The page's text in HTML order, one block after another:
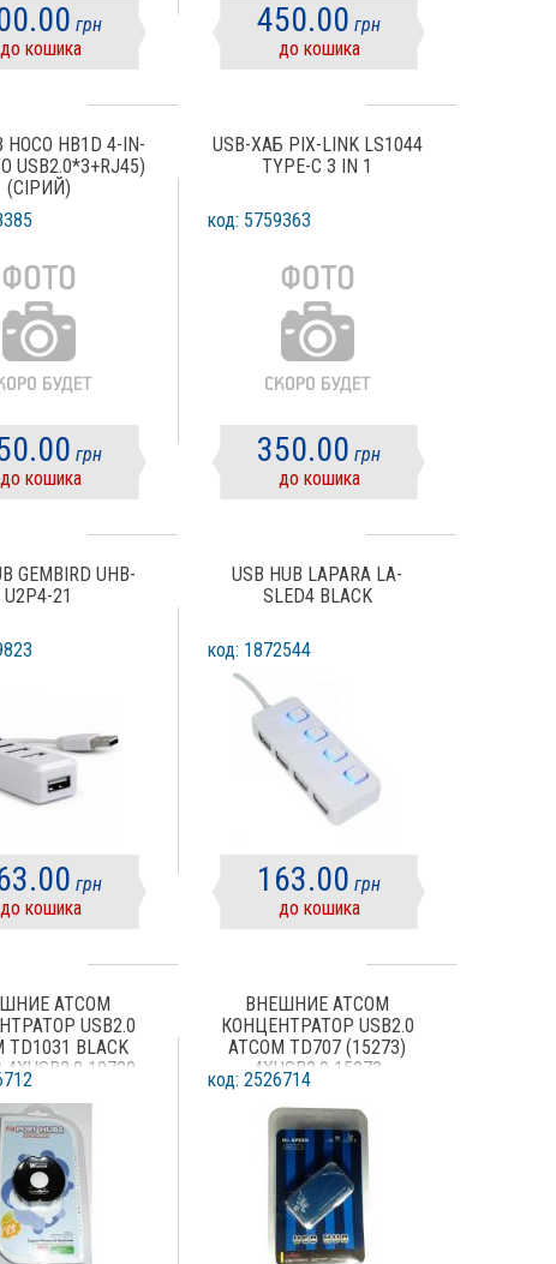
грн
до кошика
450.00 грн
до кошика
HOCO HB1D 4-IN-
USB2.0*3+RJ45)
(СІРИЙ)
грн
до кошика
USB-ХАБ PIX-LINK LS1044
TYPE-C 3 IN 1
код: 5759363
350.00 грн
до кошика
GEMBIRD UHB-
U2P4-21
грн
до кошика
USB HUB LAPARA LA-
SLED4 BLACK
код: 1872544
163.00 грн
до кошика
ATCOM
USB2.0
TD1031 BLACK
4ХUSB2.0 10720
ВНЕШНИЕ ATCOM
КОНЦЕНТРАТОР USB2.0
ATCOM TD707 (15273)
4ХUSB2.0 15273
код: 2526714